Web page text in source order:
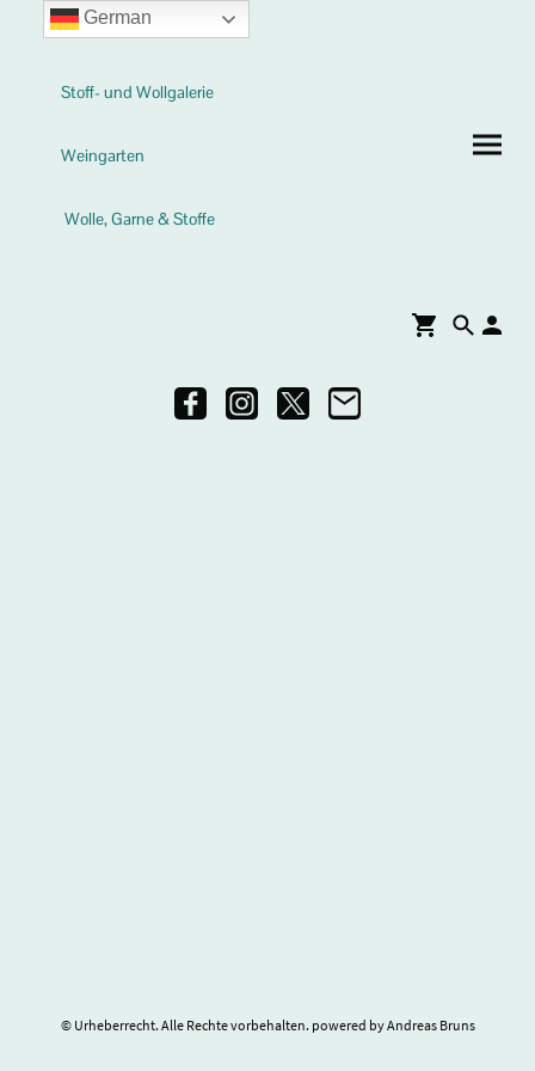
Stoff- und Wollgalerie
Weingarten
Wolle, Garne & Stoffe
© Urheberrecht. Alle Rechte vorbehalten. powered by Andreas Bruns
German